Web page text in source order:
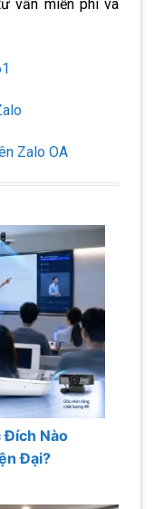
vấn miễn phí và
Zalo OA
Đích Nào
Đại?